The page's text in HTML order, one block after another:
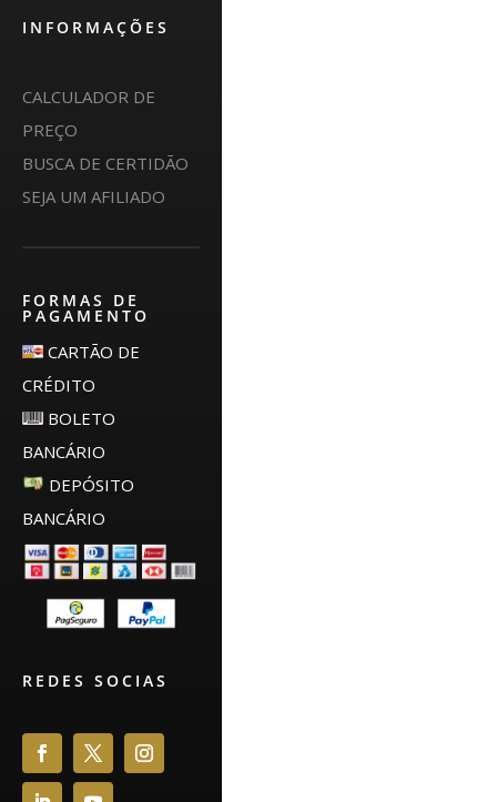
INFORMAÇÕES
CALCULADOR DE
PREÇO
BUSCA DE CERTIDÃO
SEJA UM AFILIADO
FORMAS DE
PAGAMENTO
CARTÃO DE
CRÉDITO
BOLETO
BANCÁRIO
DEPÓSITO
BANCÁRIO
REDES SOCIAS